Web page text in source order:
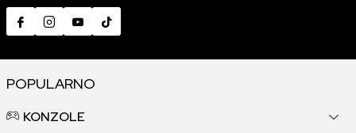
POPULARNO
KONZOLE